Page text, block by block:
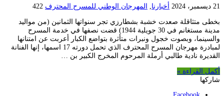
21 ديسمبر، 2024 أخبارنا المهرجان الوطني للمسرح المحترف 422
بخطى متثاقلة صعدت خشبة بشطارزي تجر سنواتها الثمانين (من مواليد
مدينة مستغانم في 30 جويلية 1944) قضت نصفها في خدمة المسرح
والسينما، وبصوت خجول ونبرات متأثرة بتواضع الكبار أعربت عن امتنانها
لمبادرة مهرجان المسرح المحترف الذي تحمل دورته 17 اسمها، إنها الفنانة
القديرة نادية طالبي أرملة المرحوم المخرج الكبير بن …
أكمل القراءة »
شاركها